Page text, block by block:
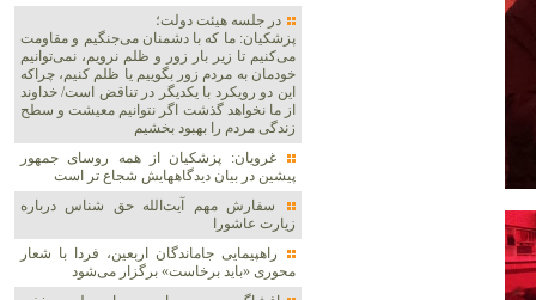
در جلسه هیئت دولت؛
پزشکیان: ما که با دشمنان می‌جنگیم و مقاومت
می‌کنیم تا زیر بار زور و ظلم نرویم، نمی‌توانیم
خودمان به مردم زور بگوییم یا ظلم کنیم، چراکه
این دو رویکرد با یکدیگر در تناقض است/ خداوند
از ما نخواهد گذشت اگر نتوانیم معیشت و سطح
زندگی مردم را بهبود بخشیم
غرویان: پزشکیان از همه روسای جمهور
پیشین در بیان دیدگاههایش شجاع تر است
سفارش مهم آیت‌الله حق شناس درباره
زیارت عاشورا
راهپیمایی جاماندگان اربعین، فردا با شعار
محوری «باید برخاست» برگزار می‌شود